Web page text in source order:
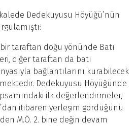
Dedekuyusu Höyüğü’nün
taraftan doğu yönünde Batı
diğer taraftan da batı
bağlantılarını kurabilecek
Dedekuyusu Höyüğünde
ilk değerlendirmeler,
itibaren yerleşim gördüğünü
M.Ö. 2. bine değin devam